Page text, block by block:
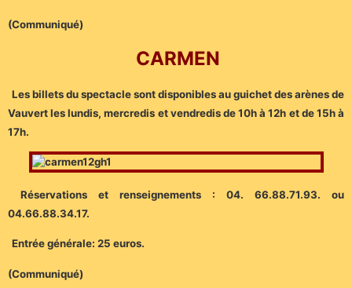
(Communiqué)
CARMEN
Les billets du spectacle sont disponibles au guichet des arènes de
Vauvert les lundis, mercredis et vendredis de 10h à 12h et de 15h à
17h.
Réservations et renseignements : 04. 66.88.71.93. ou
04.66.88.34.17.
Entrée générale: 25 euros.
(Communiqué)